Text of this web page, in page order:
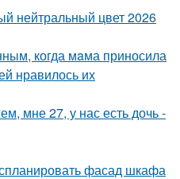
нейтральный цвет 2026
когда мaма приносила
нравилось их
мне 27, у нас есть дочь -
фасад шкафа